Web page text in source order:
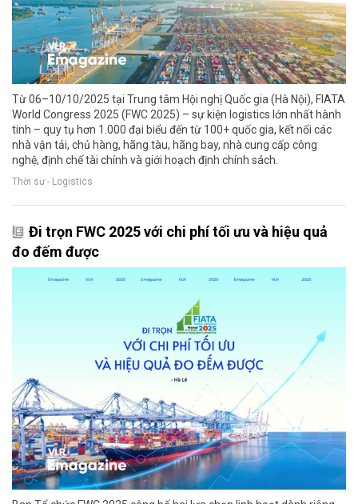
Từ 06–10/10/2025 tại Trung tâm Hội nghị Quốc gia (Hà Nội), FIATA
World Congress 2025 (FWC 2025) – sự kiện logistics lớn nhất hành
tinh – quy tụ hơn 1.000 đại biểu đến từ 100+ quốc gia, kết nối các
nhà vận tải, chủ hàng, hãng tàu, hãng bay, nhà cung cấp công
nghệ, định chế tài chính và giới hoạch định chính sách.
Thời sự - Logistics
Đi trọn FWC 2025 với chi phí tối ưu và hiệu quả
đo đếm được